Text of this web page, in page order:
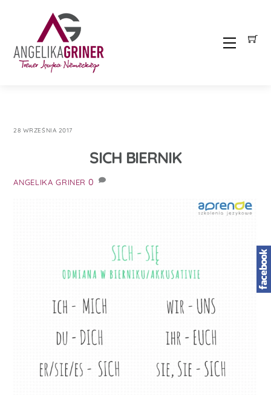
Menu
28 WRZEŚNIA 2017
SICH BIERNIK
ANGELIKA GRINER 0